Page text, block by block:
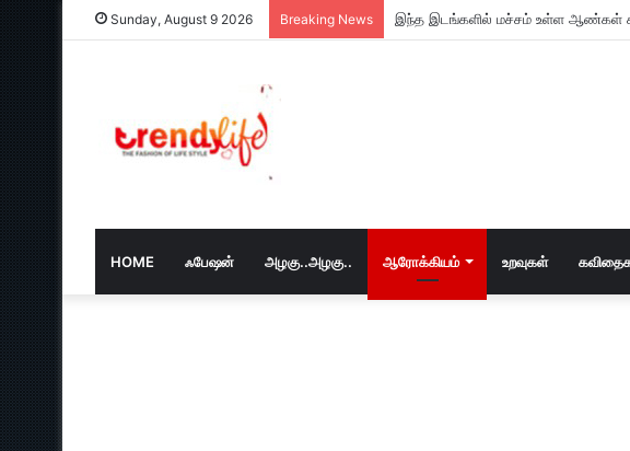
Sunday, August 9 2026 Breaking News இந்த இடங்களில் மச்சம் உள்ள ஆண்கள்
HOME ஃபேஷன் அழகு..அழகு.. ஆரோக்கியம் உறவுகள்